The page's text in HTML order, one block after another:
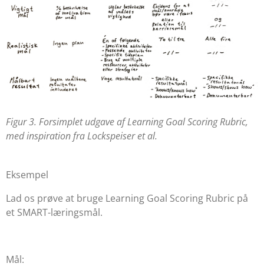
Figur 3. Forsimplet udgave af Learning Goal Scoring Rubric,
med inspiration fra Lockspeiser et al.
Eksempel
Lad os prøve at bruge Learning Goal Scoring Rubric på
et SMART-læringsmål.
Mål: